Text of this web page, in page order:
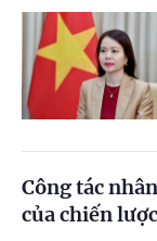
Công tác
của chiến